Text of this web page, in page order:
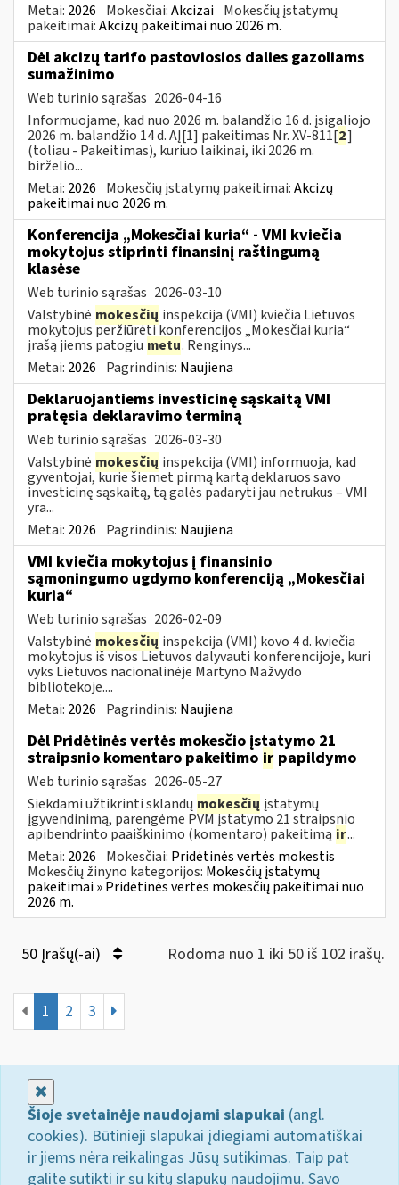
Metai: 2026 Mokesčiai:Akcizai Mokesčių įstatymų
pakeitimai:Akcizų pakeitimai nuo 2026 m.
Dėl akcizų tarifo pastoviosios dalies gazoliams
sumažinimo
Web turinio sąrašas 2026-04-16
Informuojame, kad nuo 2026 m. balandžio 16 d. įsigaliojo
2026 m. balandžio 14 d. AĮ[1] pakeitimas Nr. XV-811[2]
(toliau - Pakeitimas), kuriuo laikinai, iki 2026 m.
birželio...
Metai: 2026 Mokesčių įstatymų pakeitimai:Akcizų
pakeitimai nuo 2026 m.
Konferencija „Mokesčiai kuria“ - VMI kviečia
mokytojus stiprinti finansinį raštingumą
klasėse
Web turinio sąrašas 2026-03-10
Valstybinė mokesčių inspekcija (VMI) kviečia Lietuvos
mokytojus peržiūrėti konferencijos „Mokesčiai kuria“
įrašą jiems patogiu metu. Renginys...
Metai: 2026 Pagrindinis: Naujiena
Deklaruojantiems investicinę sąskaitą VMI
pratęsia deklaravimo terminą
Web turinio sąrašas 2026-03-30
Valstybinė mokesčių inspekcija (VMI) informuoja, kad
gyventojai, kurie šiemet pirmą kartą deklaruos savo
investicinę sąskaitą, tą galės padaryti jau netrukus – VMI
yra...
Metai: 2026 Pagrindinis: Naujiena
VMI kviečia mokytojus į finansinio
sąmoningumo ugdymo konferenciją „Mokesčiai
kuria“
Web turinio sąrašas 2026-02-09
Valstybinė mokesčių inspekcija (VMI) kovo 4 d. kviečia
mokytojus iš visos Lietuvos dalyvauti konferencijoje, kuri
vyks Lietuvos nacionalinėje Martyno Mažvydo
bibliotekoje....
Metai: 2026 Pagrindinis: Naujiena
Dėl Pridėtinės vertės mokesčio įstatymo 21
straipsnio komentaro pakeitimo ir papildymo
Web turinio sąrašas 2026-05-27
Siekdami užtikrinti sklandų mokesčių įstatymų
įgyvendinimą, parengėme PVM įstatymo 21 straipsnio
apibendrinto paaiškinimo (komentaro) pakeitimą ir...
Metai: 2026 Mokesčiai: Pridėtinės vertės mokestis
Mokesčių žinyno kategorijos: Mokesčių įstatymų
pakeitimai » Pridėtinės vertės mokesčių pakeitimai nuo
2026 m.
50 Įrašų(-ai) Rodoma nuo 1 iki 50 iš 102 irašų.
1 2 3
Šioje svetainėje naudojami slapukai (angl.
cookies). Būtinieji slapukai įdiegiami automatiškai
ir jiems nėra reikalingas Jūsų sutikimas. Taip pat
galite sutikti ir su kitų slapukų naudojimu. Savo